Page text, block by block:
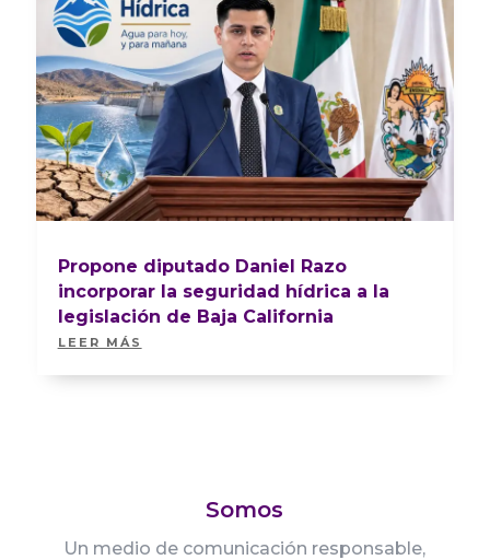
Propone diputado Daniel Razo
incorporar la seguridad hídrica a la
legislación de Baja California
LEER MÁS
Somos
Un medio de comunicación responsable,